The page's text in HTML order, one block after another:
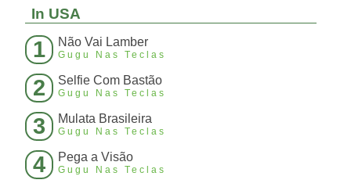
In USA
1 Não Vai Lamber
Gugu Nas Teclas
2 Selfie Com Bastão
Gugu Nas Teclas
3 Mulata Brasileira
Gugu Nas Teclas
4 Pega a Visão
Gugu Nas Teclas